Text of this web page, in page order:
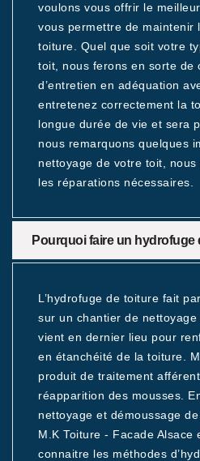
voulons vous offrir le
vous permettre de maintenir
toiture. Quel que soit votre
toit, nous ferons en sorte de
d’entretien en adéquation
entretenez correctement la
longue durée de vie et sera
nous remarquons quelques
nettoyage de votre toit,
les réparations nécessaires.
Pourquoi faire un hydrofuge
L’hydrofuge de toiture fait
sur un chantier de
vient en dernier lieu pour
en étanchéité de la toiture.
produit de traitement
réapparition des mousses.
nettoyage et démoussage
M.K Toiture - Facade Alsace
connaitre les méthodes